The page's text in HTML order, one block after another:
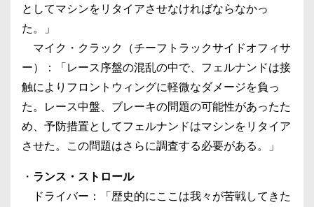
としてマシンをリタイアさせなければならなかっ
た。」
マイク・クラック（チーフトラックサイドオフィサ
ー）：「レース序盤の混乱の中で、フェルナンドは接
触によりフロントウィングに軽微なダメージを負っ
た。レース中盤、ブレーキの問題の可能性があったた
め、予防措置としてフェルナンドはマシンをリタイア
させた。この問題はさらに調査する必要がある。」
・ ランス・ストロール
ドライバー：「歴史的にここは我々が苦戦してきた